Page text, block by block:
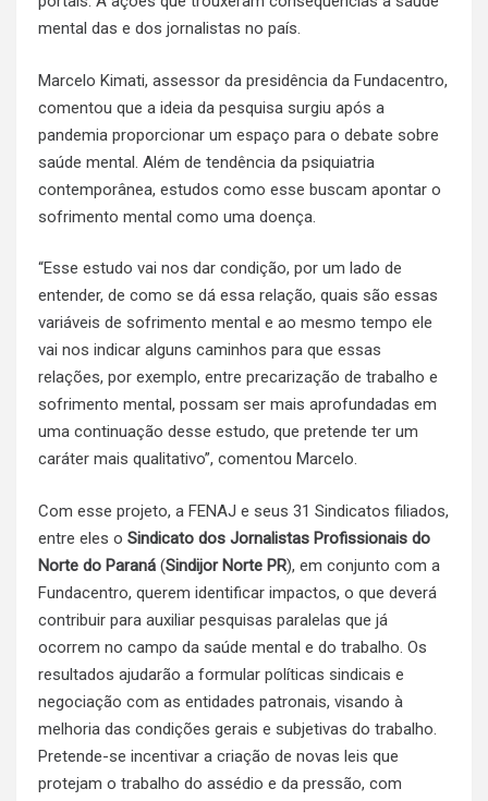
mental das e dos jornalistas no país.
Marcelo Kimati, assessor da presidência da Fundacentro,
comentou que a ideia da pesquisa surgiu após a
pandemia proporcionar um espaço para o debate sobre
saúde mental. Além de tendência da psiquiatria
contemporânea, estudos como esse buscam apontar o
sofrimento mental como uma doença.
“Esse estudo vai nos dar condição, por um lado de
entender, de como se dá essa relação, quais são essas
variáveis de sofrimento mental e ao mesmo tempo ele
vai nos indicar alguns caminhos para que essas
relações, por exemplo, entre precarização de trabalho e
sofrimento mental, possam ser mais aprofundadas em
uma continuação desse estudo, que pretende ter um
caráter mais qualitativo”, comentou Marcelo.
Com esse projeto, a FENAJ e seus 31 Sindicatos filiados,
entre eles o Sindicato dos Jornalistas Profissionais do
Norte do Paraná (Sindijor Norte PR), em conjunto com a
Fundacentro, querem identificar impactos, o que deverá
contribuir para auxiliar pesquisas paralelas que já
ocorrem no campo da saúde mental e do trabalho. Os
resultados ajudarão a formular políticas sindicais e
negociação com as entidades patronais, visando à
melhoria das condições gerais e subjetivas do trabalho.
Pretende-se incentivar a criação de novas leis que
protejam o trabalho do assédio e da pressão, com